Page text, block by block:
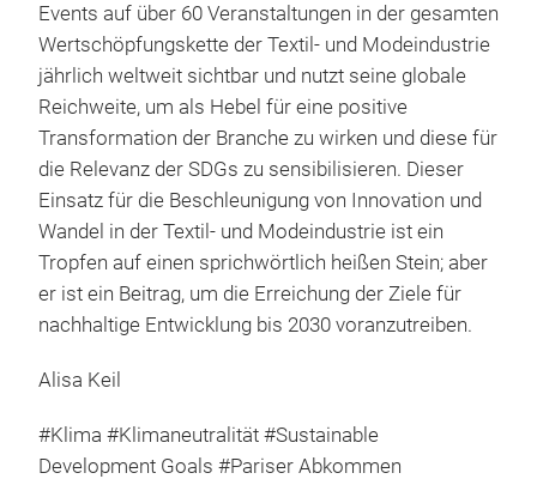
Events auf über 60 Veranstaltungen in der gesamten
Wertschöpfungskette der Textil- und Modeindustrie
jährlich weltweit sichtbar und nutzt seine globale
Reichweite, um als Hebel für eine positive
Transformation der Branche zu wirken und diese für
die Relevanz der SDGs zu sensibilisieren. Dieser
Einsatz für die Beschleunigung von Innovation und
Wandel in der Textil- und Modeindustrie ist ein
Tropfen auf einen sprichwörtlich heißen Stein; aber
er ist ein Beitrag, um die Erreichung der Ziele für
nachhaltige Entwicklung bis 2030 voranzutreiben.
Alisa Keil
#Klima #Klimaneutralität #Sustainable
Development Goals #Pariser Abkommen